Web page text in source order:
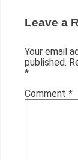
Leave a
Your email
published.
*
Comment *